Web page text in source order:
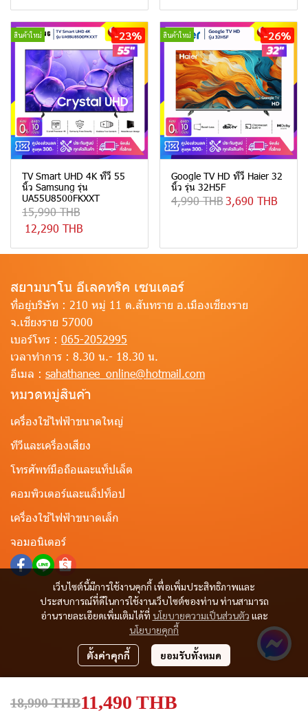
สินค้าใหม่ -23%
TV Smart UHD 4K ทีวี 55
นิ้ว Samsung รุ่น
UA55U8500FKXXT
15,990 THB
12,290 THB
สินค้าใหม่ -26%
Google TV HD ทีวี Haier 32
นิ้ว รุ่น 32H5F
4,990 THB3,690 THB
18,990 THB11,490 THB
เว็บไซต์นี้มีการใช้งานคุกกี้ เพื่อเพิ่มประสิทธิภาพและ
ประสบการณ์ที่ดีในการใช้งานเว็บไซต์ของท่าน ท่านสามารถ
อ่านรายละเอียดเพิ่มเติมได้ที่ นโยบายความเป็นส่วนตัว และ
นโยบายคุกกี้
ตั้งค่าคุกกี้ ยอมรับทั้งหมด
สยามนาโน อีเลคทริค เซนเตอร์
ที่อยู่บริษัท : 210 หมู่ 11 ต.สันทราย อ.เมืองเชียงราย
จ.เชียงราย 57000
เบอร์โทร : 065-2052995
เวลาทำการ : 8.30 น.- 18.30 น.
อีเมล : sahathanee_online@hotmail.com
หมวดหมู่สินค้า
เครื่องใช้ไฟฟ้าขนาดใหญ่
ทีวีและเครื่องเสียง
โทรศัพท์มือถือและแท็ปเล็ต
คอมพิวเตอร์และแล็ปท็อป
เครื่องใช้ไฟฟ้าขนาดเล็ก
จอมอนิเตอร์